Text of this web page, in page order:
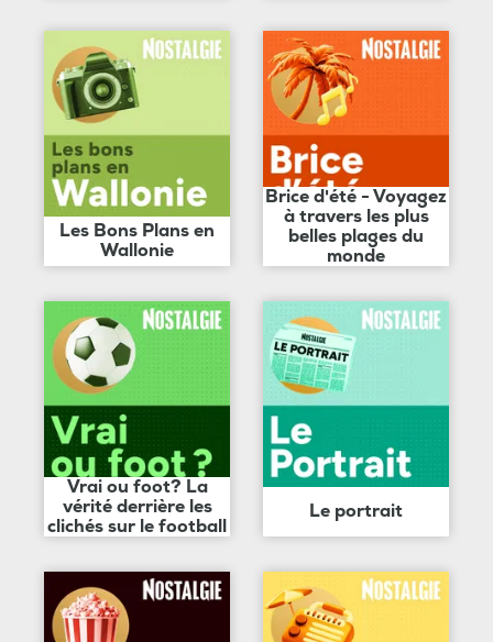
Les Bons Plans en
Wallonie
Brice d'été - Voyagez
à travers les plus
belles plages du
monde
Vrai ou foot? La
vérité derrière les
clichés sur le football
Le portrait